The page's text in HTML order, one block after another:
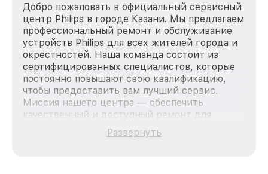
Добро пожаловать в официальный сервисный
центр Philips в городе Казани. Мы предлагаем
профессиональный ремонт и обслуживание
устройств Philips для всех жителей города и
окрестностей. Наша команда состоит из
сертифицированных специалистов, которые
постоянно повышают свою квалификацию,
чтобы предоставить вам лучший сервис.
Миссия нашего центра — обеспечить
качественный и доступный ремонт для
каждого пользователя продукции Philips, вне
зависимости от сложности поломки. Мы
Развернуть